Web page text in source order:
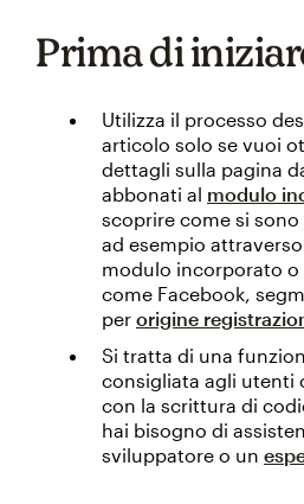
Prima di
Utilizza il processo
articolo solo se vuoi
dettagli sulla pagina
abbonati al modulo
scoprire come si
ad esempio
modulo incorporato o
come Facebook,
per origine
Si tratta di una
consigliata agli utenti
con la scrittura di
hai bisogno di
sviluppatore o un